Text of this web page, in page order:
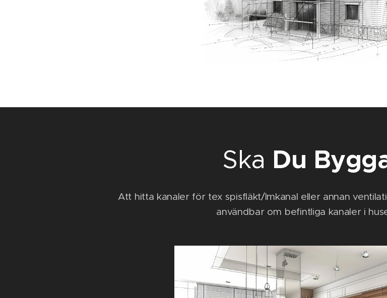
Ska Du
Att hitta kanaler för tex spisfläkt/Imkanal eller annan
användbar om befintliga kanaler i